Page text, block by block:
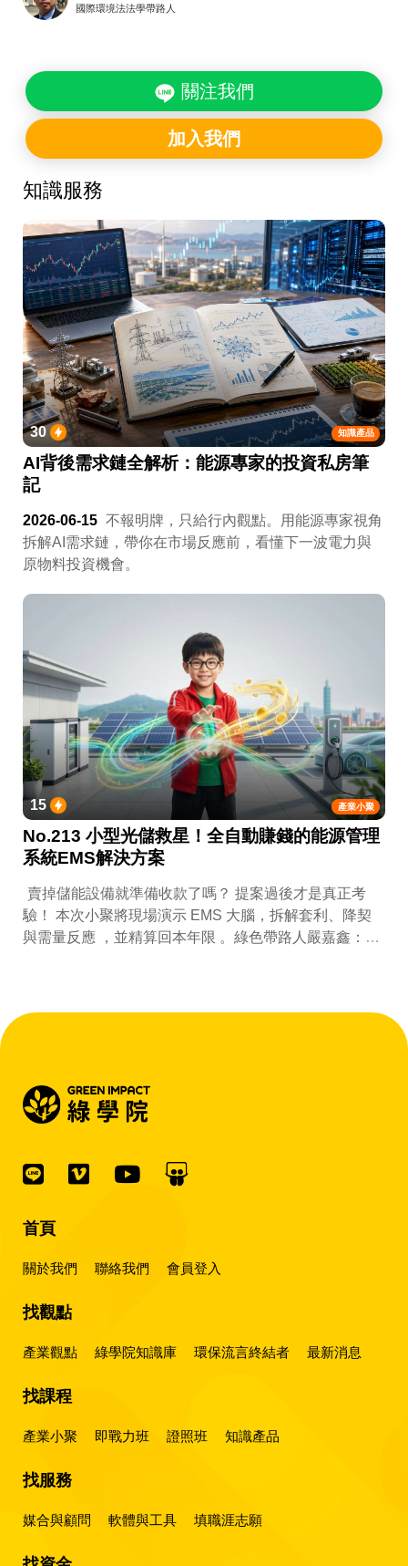
國際環境法法學帶路人
關注我們
加入我們
知識服務
知識產品
30
AI背後需求鏈全解析：能源專家的投資私房筆
記
2026-06-15 不報明牌，只給行內觀點。用能源專家視角
拆解AI需求鏈，帶你在市場反應前，看懂下一波電力與
原物料投資機會。
產業小聚
15
No.213 小型光儲救星！全自動賺錢的能源管理
系統EMS解決方案
賣掉儲能設備就準備收款了嗎？ 提案過後才是真正考
驗！ 本次小聚將現場演示 EMS 大腦，拆解套利、降契
與需量反應 ，並精算回本年限 。綠色帶路人嚴嘉鑫：
首頁
關於我們 聯絡我們 會員登入
找觀點
產業觀點 綠學院知識庫 環保流言終結者 最新消息
找課程
產業小聚 即戰力班 證照班 知識產品
找服務
媒合與顧問 軟體與工具 填職涯志願